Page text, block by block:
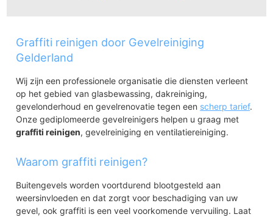
Epe-Centrum
Hogeland-Hoge Weerd
Epe-Oost
Epe-Noord
Graffiti reinigen door Gevelreiniging
Gelderland
Wij zijn een professionele organisatie die diensten verleent
op het gebied van glasbewassing, dakreiniging,
gevelonderhoud en gevelrenovatie tegen een scherp tarief.
Onze gediplomeerde gevelreinigers helpen u graag met
graffiti reinigen, gevelreiniging en ventilatiereiniging.
Waarom graffiti reinigen?
Buitengevels worden voortdurend blootgesteld aan
weersinvloeden en dat zorgt voor beschadiging van uw
gevel, ook graffiti is een veel voorkomende vervuiling. Laat